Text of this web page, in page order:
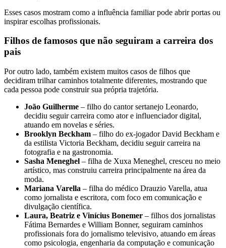
Esses casos mostram como a influência familiar pode abrir portas ou
inspirar escolhas profissionais.
Filhos de famosos que não seguiram a carreira dos
pais
Por outro lado, também existem muitos casos de filhos que
decidiram trilhar caminhos totalmente diferentes, mostrando que
cada pessoa pode construir sua própria trajetória.
João Guilherme – filho do cantor sertanejo Leonardo,
decidiu seguir carreira como ator e influenciador digital,
atuando em novelas e séries.
Brooklyn Beckham – filho do ex-jogador David Beckham e
da estilista Victoria Beckham, decidiu seguir carreira na
fotografia e na gastronomia.
Sasha Meneghel – filha de Xuxa Meneghel, cresceu no meio
artístico, mas construiu carreira principalmente na área da
moda.
Mariana Varella – filha do médico Drauzio Varella, atua
como jornalista e escritora, com foco em comunicação e
divulgação científica.
Laura, Beatriz e Vinícius Bonemer – filhos dos jornalistas
Fátima Bernardes e William Bonner, seguiram caminhos
profissionais fora do jornalismo televisivo, atuando em áreas
como psicologia, engenharia da computação e comunicação